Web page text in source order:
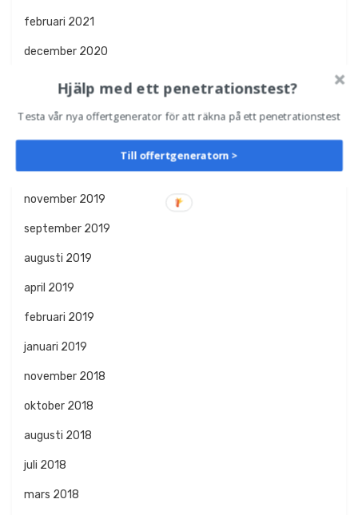
februari 2021
december 2020
oktober 2020
augusti 2020
april 2020
januari 2020
november 2019
september 2019
augusti 2019
april 2019
februari 2019
januari 2019
november 2018
oktober 2018
augusti 2018
juli 2018
mars 2018
Hjälp med ett penetrationstest?
Testa vår nya offertgenerator för att räkna på ett penetrationstest
Till offertgeneratorn >